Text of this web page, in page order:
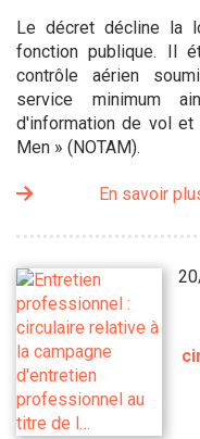
Le décret décline la
fonction publique. Il
contrôle aérien
service minimum
d'information de vol
Men » (NOTAM).
En savoir